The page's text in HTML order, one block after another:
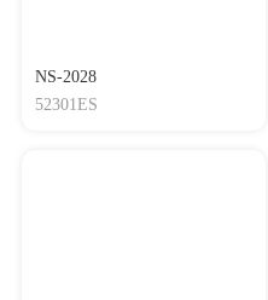
NS-2028
52301ES